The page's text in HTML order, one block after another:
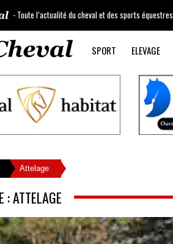
- Toute l’actualité du cheval et des sports équestres
SPORT ELEVAGE
Attelage
: ATTELAGE